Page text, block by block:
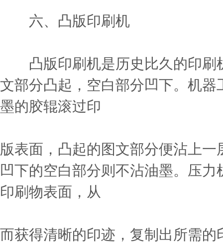
六、凸版印刷机
凸版印刷机是历史比久的印刷
文部分凸起，空白部分凹下。机器
墨的胶辊滚过印
版表面，凸起的图文部分便沾上一
凹下的空白部分则不沾油墨。压
印刷物表面，从
而获得清晰的印迹，复制出所需的